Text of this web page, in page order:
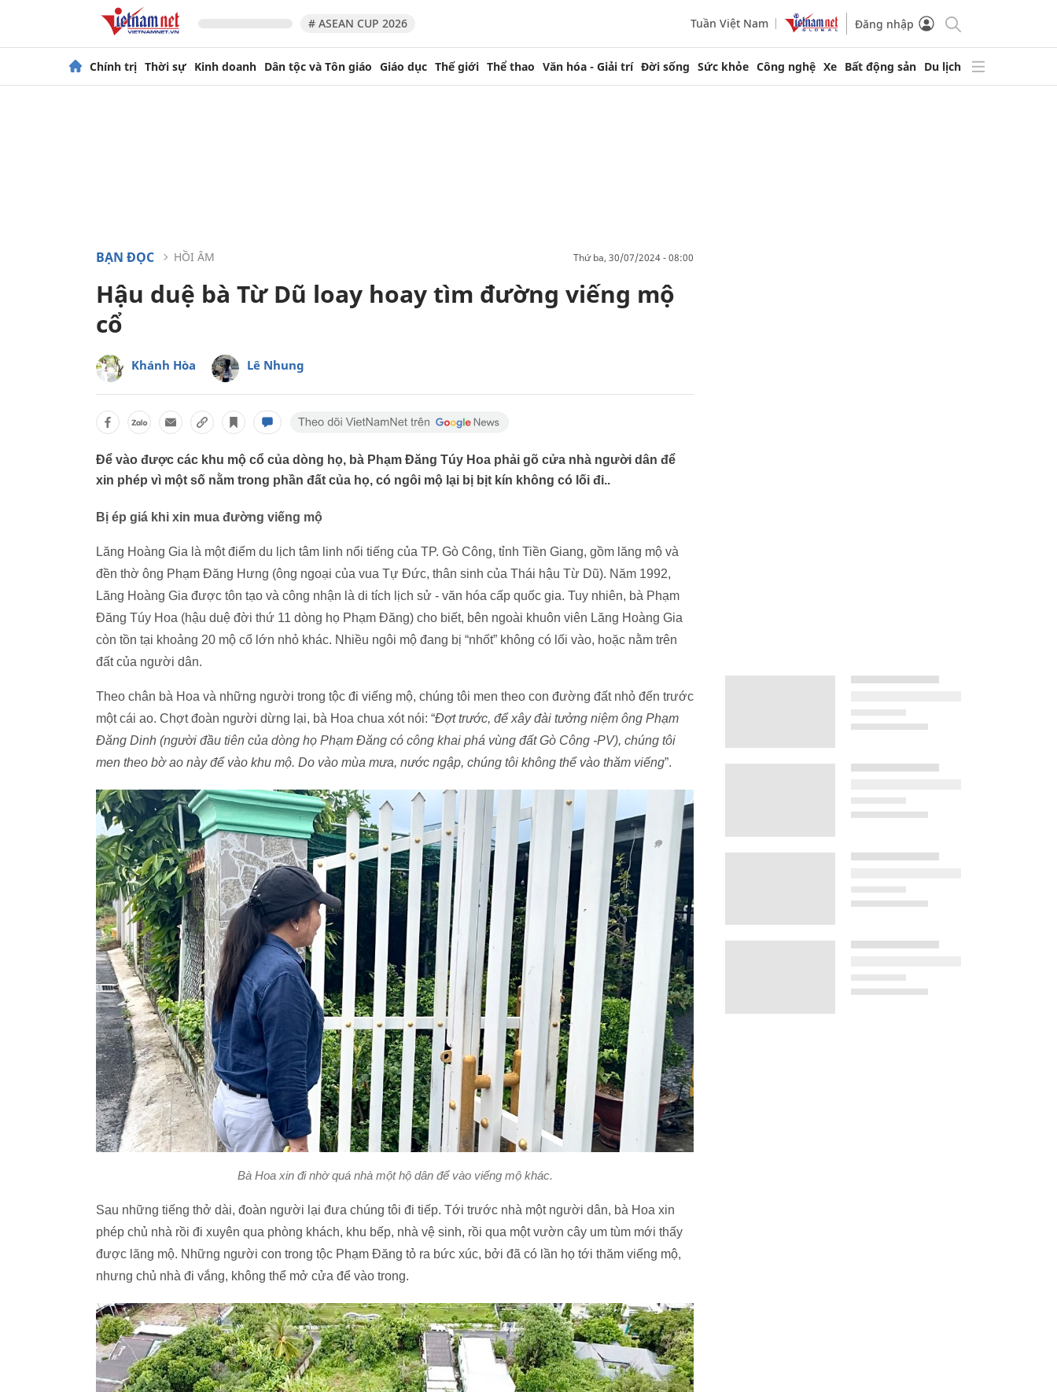
# ASEAN CUP 2026 Tuần Việt Nam Đăng nhập
Chính trị Thời sự Kinh doanh Dân tộc và Tôn giáo Giáo dục Thế giới Thể thao Văn hóa - Giải trí Đời sống Sức khỏe Công nghệ Xe Bất động sản Du lịch
BẠN ĐỌC HỒI ÂM thứ ba, 30/07/2024 - 08:00
Hậu duệ bà Từ Dũ loay hoay tìm đường viếng mộ
cổ
Khánh Hòa Lê Nhung
Để vào được các khu mộ cổ của dòng họ, bà Phạm Đăng Túy Hoa phải gõ cửa nhà người dân để
xin phép vì một số nằm trong phần đất của họ, có ngôi mộ lại bị bịt kín không có lối đi..
Bị ép giá khi xin mua đường viếng mộ
Lăng Hoàng Gia là một điểm du lịch tâm linh nổi tiếng của TP. Gò Công, tỉnh Tiền Giang, gồm lăng mộ và
đền thờ ông Phạm Đăng Hưng (ông ngoại của vua Tự Đức, thân sinh của Thái hậu Từ Dũ). Năm 1992,
Lăng Hoàng Gia được tôn tạo và công nhận là di tích lịch sử - văn hóa cấp quốc gia. Tuy nhiên, bà Phạm
Đăng Túy Hoa (hậu duệ đời thứ 11 dòng họ Phạm Đăng) cho biết, bên ngoài khuôn viên Lăng Hoàng Gia
còn tồn tại khoảng 20 mộ cổ lớn nhỏ khác. Nhiều ngôi mộ đang bị “nhốt” không có lối vào, hoặc nằm trên
đất của người dân.
Theo chân bà Hoa và những người trong tộc đi viếng mộ, chúng tôi men theo con đường đất nhỏ đến trước
một cái ao. Chợt đoàn người dừng lại, bà Hoa chua xót nói: “Đợt trước, để xây đài tưởng niệm ông Phạm
Đăng Dinh (người đầu tiên của dòng họ Phạm Đăng có công khai phá vùng đất Gò Công -PV), chúng tôi
men theo bờ ao này để vào khu mộ. Do vào mùa mưa, nước ngập, chúng tôi không thể vào thăm viếng”.
Bà Hoa xin đi nhờ quá nhà một hộ dân để vào viếng mộ khác.
Sau những tiếng thở dài, đoàn người lại đưa chúng tôi đi tiếp. Tới trước nhà một người dân, bà Hoa xin
phép chủ nhà rồi đi xuyên qua phòng khách, khu bếp, nhà vệ sinh, rồi qua một vườn cây um tùm mới thấy
được lăng mộ. Những người con trong tộc Phạm Đăng tỏ ra bức xúc, bởi đã có lần họ tới thăm viếng mộ,
nhưng chủ nhà đi vắng, không thể mở cửa để vào trong.